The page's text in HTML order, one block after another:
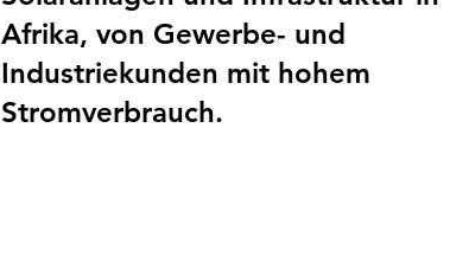
Afrika, von Gewerbe- und
Industriekunden mit hohem
Stromverbrauch.